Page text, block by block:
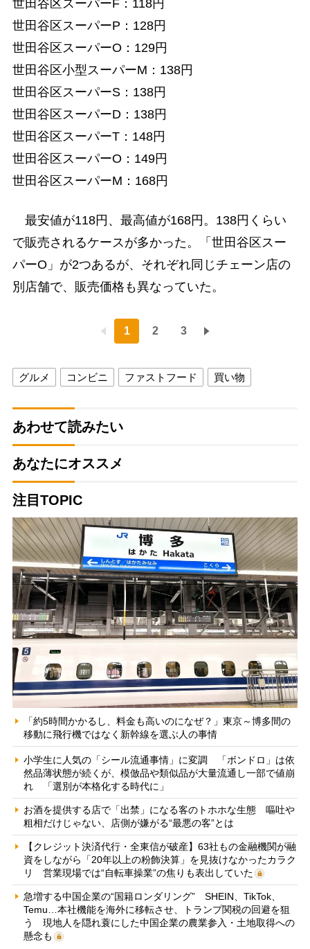
世田谷区スーパーF：118円
世田谷区スーパーP：128円
世田谷区スーパーO：129円
世田谷区小型スーパーM：138円
世田谷区スーパーS：138円
世田谷区スーパーD：138円
世田谷区スーパーT：148円
世田谷区スーパーO：149円
世田谷区スーパーM：168円
最安値が118円、最高値が168円。138円くらい
で販売されるケースが多かった。「世田谷区スー
パーO」が2つあるが、それぞれ同じチェーン店の
別店舗で、販売価格も異なっていた。
1 2 3
グルメ コンビニ ファストフード 買い物
あわせて読みたい
あなたにオススメ
注目TOPIC
「約5時間かかるし、料金も高いのになぜ？」東京～博多間の
移動に飛行機ではなく新幹線を選ぶ人の事情
小学生に人気の「シール流通事情」に変調 「ボンドロ」は依
然品薄状態が続くが、模倣品や類似品が大量流通し一部で値崩
れ 「選別が本格化する時代に」
お酒を提供する店で「出禁」になる客のトホホな生態 嘔吐や
粗相だけじゃない、店側が嫌がる“最悪の客”とは
【クレジット決済代行・全東信が破産】63社もの金融機関が融
資をしながら「20年以上の粉飾決算」を見抜けなかったカラク
リ 営業現場では“自転車操業”の焦りも表出していた
急増する中国企業の“国籍ロンダリング” SHEIN、TikTok、
Temu…本社機能を海外に移転させ、トランプ関税の回避を狙
う 現地人を隠れ蓑にした中国企業の農業参入・土地取得への
懸念も